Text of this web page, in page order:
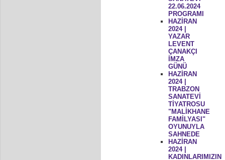
22.06.2024
PROGRAMI
HAZİRAN
2024 |
YAZAR
LEVENT
ÇANAKÇI
İMZA
GÜNÜ
HAZİRAN
2024 |
TRABZON
SANATEVİ
TİYATROSU
"MALİKHANE
FAMİLYASI"
OYUNUYLA
SAHNEDE
HAZİRAN
2024 |
KADINLARIMIZIN